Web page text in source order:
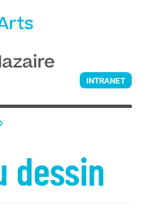
INTRANET
dessin